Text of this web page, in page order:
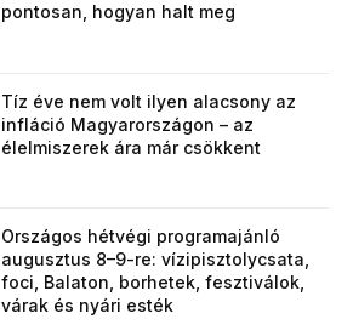
pontosan, hogyan halt meg
Tíz éve nem volt ilyen alacsony az
infláció Magyarországon – az
élelmiszerek ára már csökkent
Országos hétvégi programajánló
augusztus 8–9-re: vízipisztolycsata,
foci, Balaton, borhetek, fesztiválok,
várak és nyári esték